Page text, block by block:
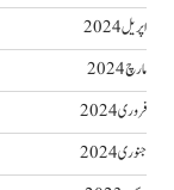
اپریل 2024
مارچ 2024
فروری 2024
جنوری 2024